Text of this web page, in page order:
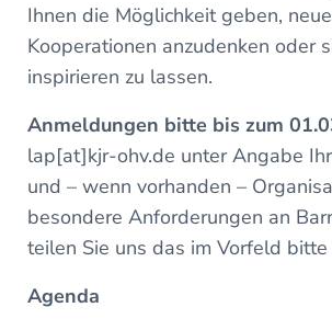
Ihnen die Möglichkeit geben, neue
Kooperationen anzudenken oder
inspirieren zu lassen.
Anmeldungen bitte bis zum
lap[at]kjr-ohv.de unter Angabe
und – wenn vorhanden –
besondere Anforderungen an
teilen Sie uns das im Vorfeld bitte
Agenda